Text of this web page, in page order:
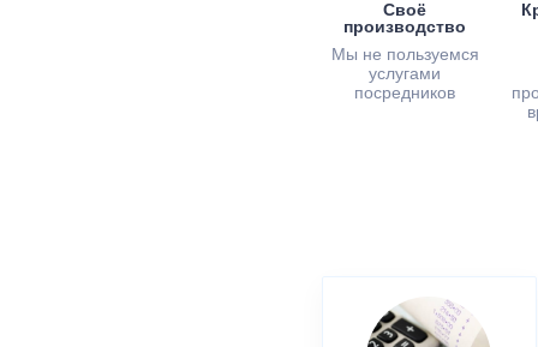
Своё
производство
Мы не пользуемся
услугами
посредников